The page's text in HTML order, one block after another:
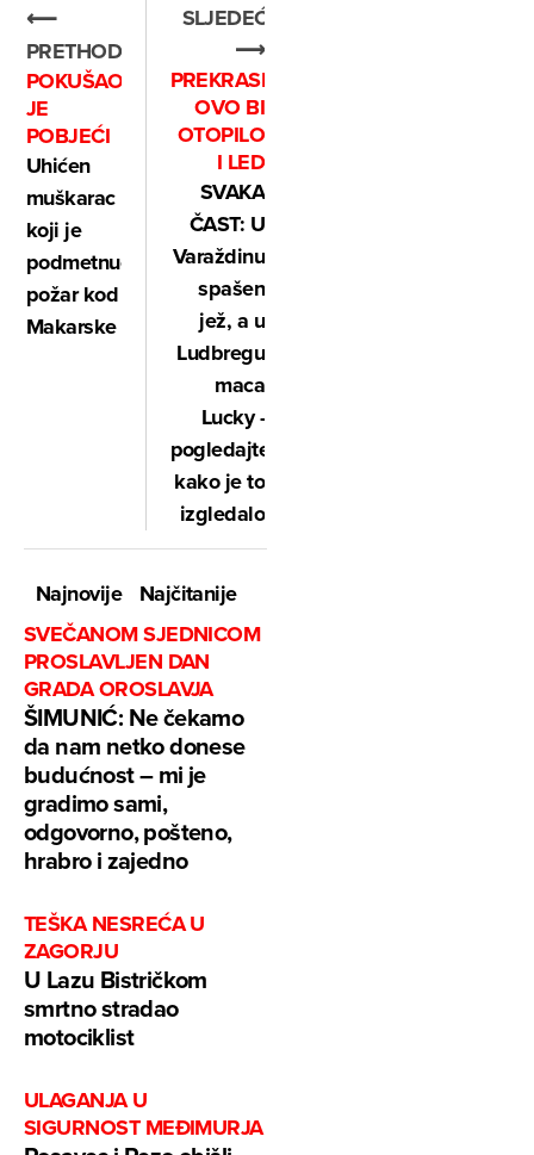
⟵
PRETHODNO
POKUŠAO
JE
POBJEĆI
Uhićen
muškarac
koji je
podmetnuo
požar kod
Makarske
SLJEDEĆE
⟶
PREKRASNO:
OVO BI
OTOPILO
I LED
SVAKA
ČAST: U
Varaždinu
spašen
jež, a u
Ludbregu
maca
Lucky -
pogledajte
kako je to
izgledalo
Najnovije
Najčitanije
SVEČANOM SJEDNICOM
PROSLAVLJEN DAN
GRADA OROSLAVJA
ŠIMUNIĆ: Ne čekamo
da nam netko donese
budućnost – mi je
gradimo sami,
odgovorno, pošteno,
hrabro i zajedno
TEŠKA NESREĆA U
ZAGORJU
U Lazu Bistričkom
smrtno stradao
motociklist
ULAGANJA U
SIGURNOST MEĐIMURJA